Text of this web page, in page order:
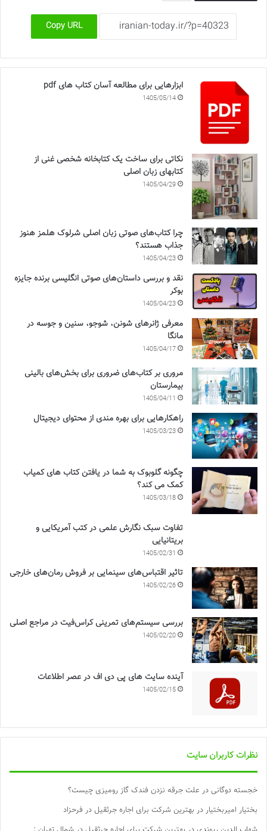
Copy URL
ابزارهایی برای مطالعه آسان کتاب های pdf
1405/05/14
نکاتی برای ساخت یک کتابخانه شخصی غنی از
کتابهای زبان اصلی
1405/04/29
چرا کتاب‌های صوتی زبان اصلی شرلوک هلمز هنوز
جذاب هستند؟
1405/04/23
نقد و بررسی داستان‌های صوتی انگلیسی برنده جایزه
بوکر
1405/04/23
معرفی ژانرهای شونن، شوجو، سنین و جوسه در
مانگا
1405/04/17
مروری بر کتاب‌های ضروری برای بخش‌های بالینی
بیمارستان
1405/04/11
راهکارهایی برای بهره مندی از محتوای دیجیتال
1405/03/23
چگونه گلوبوک به شما در یافتن کتاب های کمیاب
کمک می کند؟
1405/03/18
تفاوت سبک نگارش علمی در کتب آمریکایی و
بریتانیایی
1405/02/31
تاثیر اقتباس‌های سینمایی بر فروش رمان‌های خارجی
1405/02/26
بررسی سیستم‌های تمرینی کراس‌فیت در مراجع اصلی
1405/02/20
آینده سایت های پی دی اف در عصر اطلاعات
1405/02/15
نظرات کاربران سایت
خجسته دوگانی در علت جرقه نزدن فندک گاز رومیزی چیست؟
بختیار امیربختیار در بهترین شرکت برای اجاره جرثقیل در فرحزاد